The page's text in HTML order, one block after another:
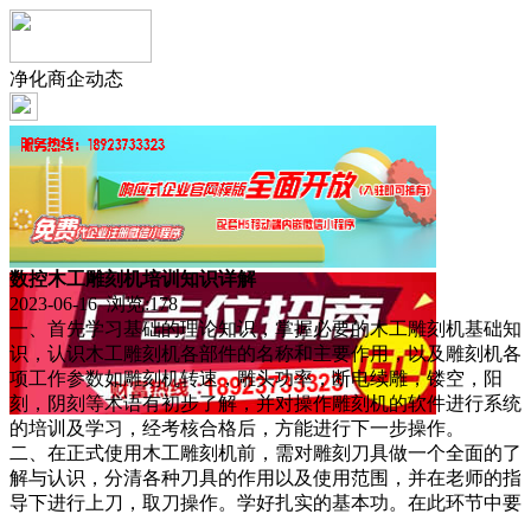
净化商企动态
数控木工雕刻机培训知识详解
2023-06-16 浏览:178
一、首先学习基础的理论知识，掌握必要的木工雕刻机基础知
识，认识木工雕刻机各部件的名称和主要作用，以及雕刻机各
项工作参数如雕刻机转速，雕头功率，断电续雕，镂空，阳
刻，阴刻等术语有初步了解，并对操作雕刻机的软件进行系统
的培训及学习，经考核合格后，方能进行下一步操作。
二、在正式使用木工雕刻机前，需对雕刻刀具做一个全面的了
解与认识，分清各种刀具的作用以及使用范围，并在老师的指
导下进行上刀，取刀操作。学好扎实的基本功。在此环节中要